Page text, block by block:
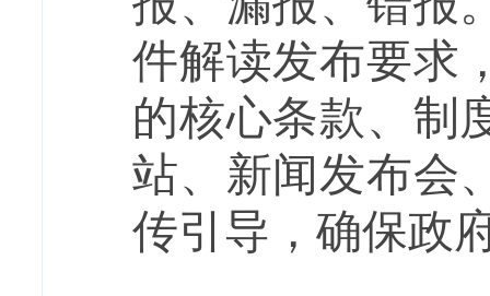
件解读发布要求
的核心条款、制
站、新闻发布会
传引导，确保政